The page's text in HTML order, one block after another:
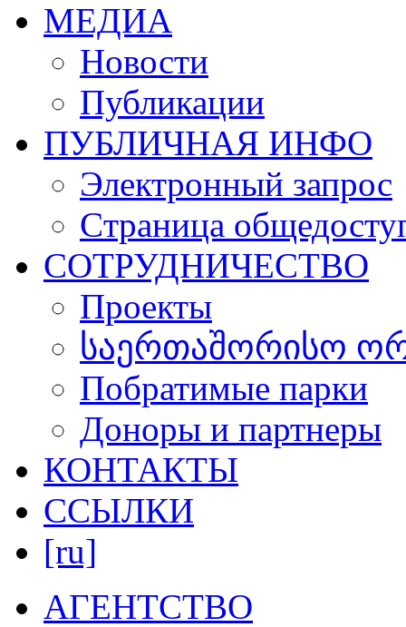
МЕДИА
Новости
Публикации
ПУБЛИЧНАЯ ИНФО
Электронный запрос
Cтраница
СОТРУДНИЧЕСТВО
Проекты
საერთაშორისო
Побратимые парки
Доноры и партнеры
КОНТАКТЫ
ССЫЛКИ
[ru]
АГЕНТСТВО